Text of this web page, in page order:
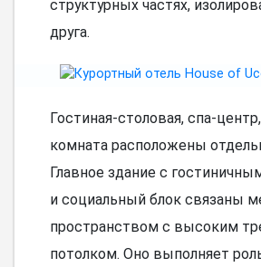
структурных частях,
друга.
Гостиная-столовая, спа-
комната расположены
Главное здание с
и социальный блок связаны
пространством с высоким
потолком. Оно выполняет